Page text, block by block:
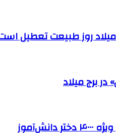
میلاد روز طبیعت تعطیل